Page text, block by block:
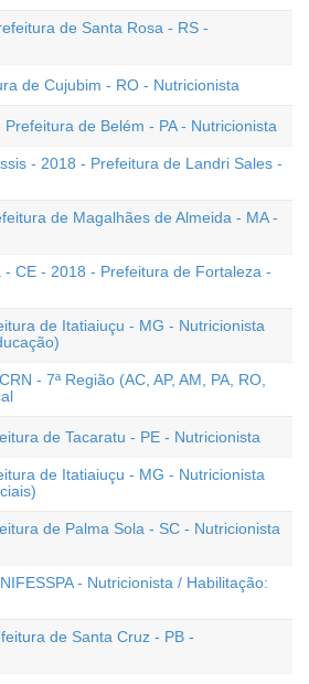
de Santa Rosa - RS -
de Cujubim - RO - Nutricionista
de Belém - PA - Nutricionista
- 2018 - Prefeitura de Landri Sales -
de Magalhães de Almeida - MA -
CE - 2018 - Prefeitura de Fortaleza -
de Itatiaiuçu - MG - Nutricionista
- 7ª Região (AC, AP, AM, PA, RO,
de Tacaratu - PE - Nutricionista
de Itatiaiuçu - MG - Nutricionista
de Palma Sola - SC - Nutricionista
- Nutricionista / Habilitação:
de Santa Cruz - PB -